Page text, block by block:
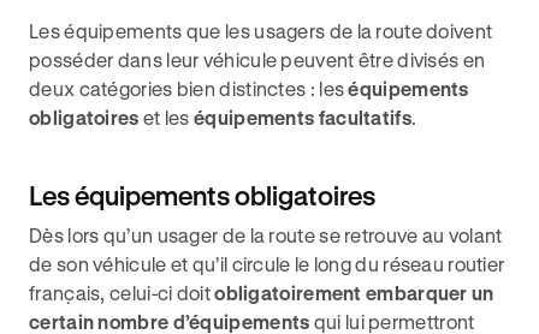
Les équipements que les usagers de la route doivent
posséder dans leur véhicule peuvent être divisés en
deux catégories bien distinctes : leséquipements
obligatoires et leséquipements facultatifs.
Les équipements obligatoires
Dès lors qu’un usager de la route se retrouve au volant
de son véhicule et qu’il circule le long du réseau routier
français, celui-ci doitobligatoirement embarquer un
certain nombre d’équipements qui lui permettront